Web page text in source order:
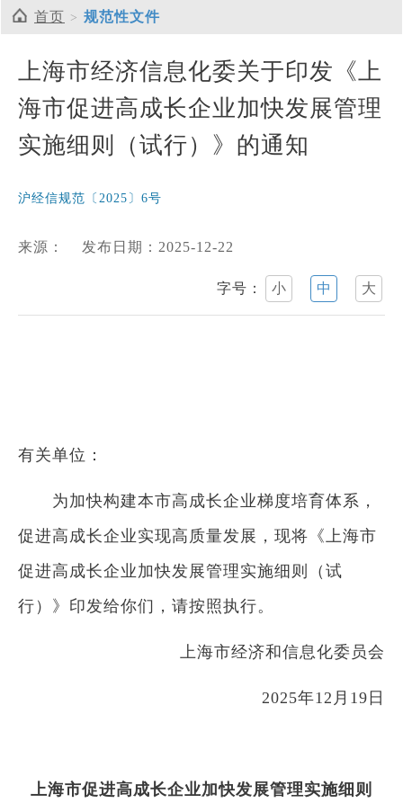
首页 规范性文件
上海市经济信息化委关于印发《上
海市促进高成长企业加快发展管理
实施细则（试行）》的通知
沪经信规范〔2025〕6号
来源： 发布日期：2025-12-22
字号：小 中 大
有关单位：
为加快构建本市高成长企业梯度培育体系，
促进高成长企业实现高质量发展，现将《上海市
促进高成长企业加快发展管理实施细则（试
行）》印发给你们，请按照执行。
上海市经济和信息化委员会
2025年12月19日
上海市促进高成长企业加快发展管理实施细则